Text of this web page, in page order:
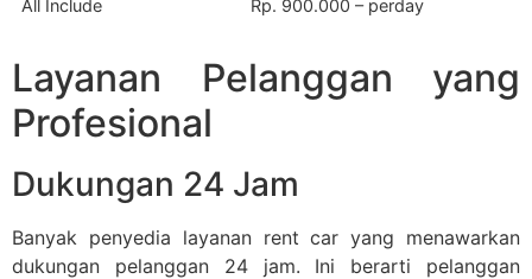
All Include Rp. 900.000 – perday
Layanan Pelanggan yang
Profesional
Dukungan 24 Jam
Banyak penyedia layanan rent car yang menawarkan
dukungan pelanggan 24 jam. Ini berarti pelanggan